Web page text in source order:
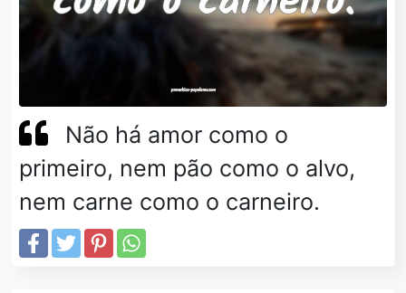
Não há amor como o
primeiro, nem pão como o alvo,
nem carne como o carneiro.